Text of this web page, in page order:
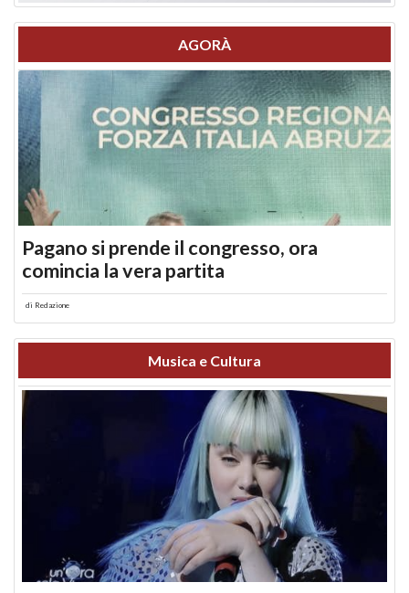
AGORÀ
Pagano si prende il congresso, ora
comincia la vera partita
di Redazione
Musica e Cultura